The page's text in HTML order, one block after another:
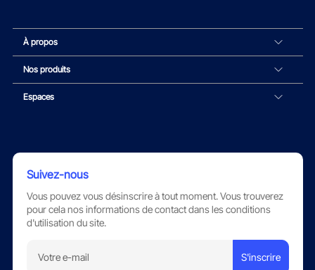
À propos
Nos produits
Espaces
Suivez-nous
Vous pouvez vous désinscrire à tout moment. Vous trouverez
pour cela nos informations de contact dans les conditions
d'utilisation du site.
S'inscrire